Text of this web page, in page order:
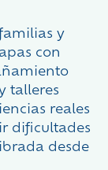
y
con
talleres
reales
dificultades
desde